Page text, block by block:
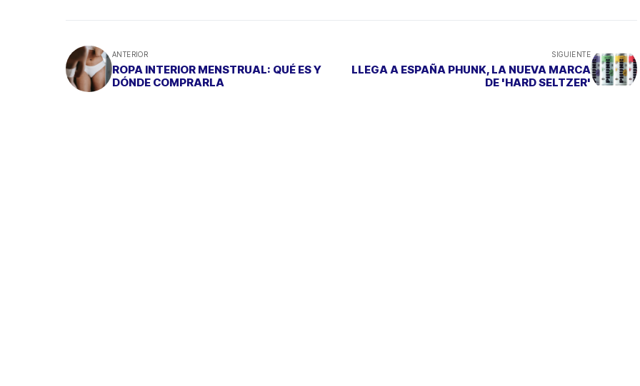
ANTERIOR
ROPA INTERIOR MENSTRUAL: QUÉ ES Y
DÓNDE COMPRARLA
SIGUIENTE
LLEGA A ESPAÑA PHUNK, LA NUEVA MARCA
DE 'HARD SELTZER'